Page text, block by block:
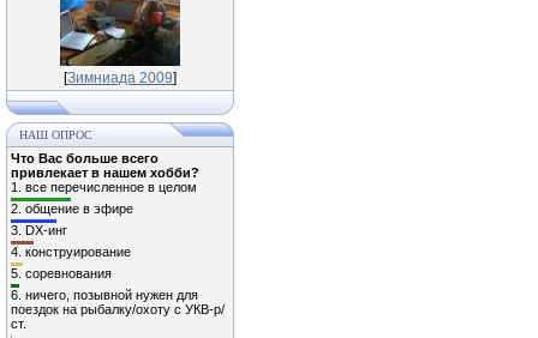
[Зимниада 2009]
НАШ ОПРОС
Что Вас больше всего
привлекает в нашем хобби?
1. все перечисленное в целом
2. общение в эфире
3. DX-инг
4. конструирование
5. соревнования
6. ничего, позывной нужен для
поездок на рыбалку/охоту с УКВ-р/
ст.